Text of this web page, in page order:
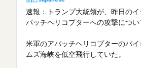
速報：トランプ大統領が、昨日の
パッチヘリコプターへの攻撃につい
米軍のアパッチヘリコプターのパ
ムズ海峡を低空飛行していた。